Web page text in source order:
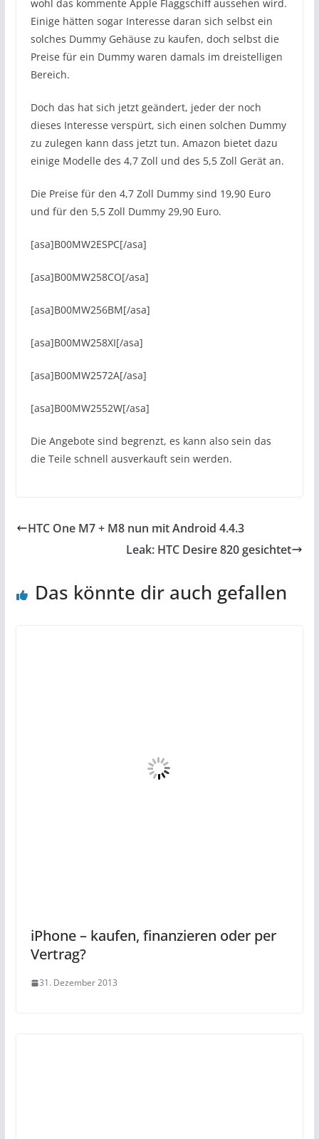
wohl das kommente Apple Flaggschiff aussehen wird.
Einige hätten sogar Interesse daran sich selbst ein
solches Dummy Gehäuse zu kaufen, doch selbst die
Preise für ein Dummy waren damals im dreistelligen
Bereich.
Doch das hat sich jetzt geändert, jeder der noch
dieses Interesse verspürt, sich einen solchen Dummy
zu zulegen kann dass jetzt tun. Amazon bietet dazu
einige Modelle des 4,7 Zoll und des 5,5 Zoll Gerät an.
Die Preise für den 4,7 Zoll Dummy sind 19,90 Euro
und für den 5,5 Zoll Dummy 29,90 Euro.
[asa]B00MW2ESPC[/asa]
[asa]B00MW258CO[/asa]
[asa]B00MW256BM[/asa]
[asa]B00MW258XI[/asa]
[asa]B00MW2572A[/asa]
[asa]B00MW2552W[/asa]
Die Angebote sind begrenzt, es kann also sein das
die Teile schnell ausverkauft sein werden.
HTC One M7 + M8 nun mit Android 4.4.3
Leak: HTC Desire 820 gesichtet
Das könnte dir auch gefallen
iPhone – kaufen, finanzieren oder per
Vertrag?
31. Dezember 2013